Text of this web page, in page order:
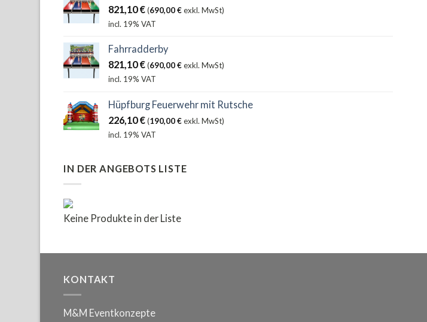
821,10€ (690,00€exkl. MwSt)
incl. 19% VAT
Fahrradderby
821,10€ (690,00€exkl. MwSt)
incl. 19% VAT
Hüpfburg Feuerwehr mit Rutsche
226,10€ (190,00€exkl. MwSt)
incl. 19% VAT
IN DER ANGEBOTS LISTE
Keine Produkte in der Liste
KONTAKT
M&M Eventkonzepte